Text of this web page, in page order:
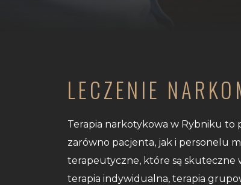
LECZENIE
Terapia narkotykowa w Rybniku to
zarówno pacjenta, jak i personelu
terapeutyczne, które są skuteczne
terapia indywidualna, terapia